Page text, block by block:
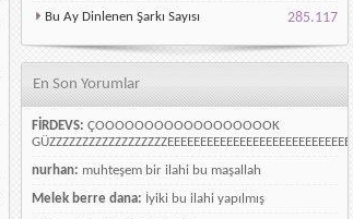
Bu Ay Dinlenen Şarkı Sayısı 285.117
En Son Yorumlar
FİRDEVS: ÇOOOOOOOOOOOOOOOOOOK
nurhan: muhteşem bir ilahi bu maşallah
Melek berre dana: İyiki bu ilahi yapılmış